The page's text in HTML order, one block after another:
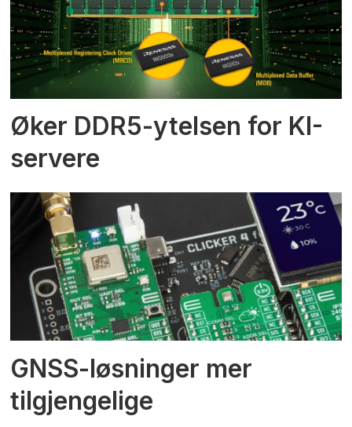
Øker DDR5-ytelsen for KI-
servere
GNSS-løsninger mer
tilgjengelige